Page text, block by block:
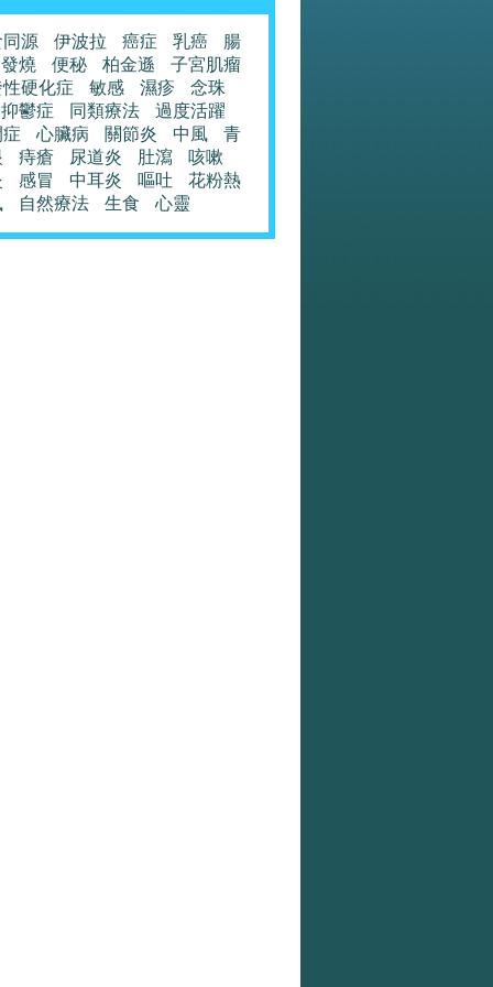
源 伊波拉 癌症 乳癌
腸
發燒
便秘 柏金遜
子宮肌瘤
硬化症
敏感 濕疹
念珠
抑鬱症
同類療法
過度活躍
心臟病 關節炎 中風
青
痔瘡 尿道炎 肚瀉
咳嗽
感冒 中耳炎 嘔吐
花粉熱
自然療法 生食 心靈